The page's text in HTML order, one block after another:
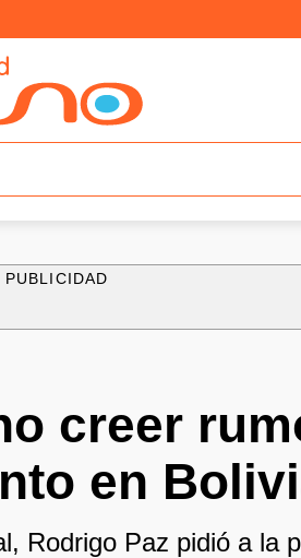
PUBLICIDAD
creer
en
Rodrigo Paz pidió a la